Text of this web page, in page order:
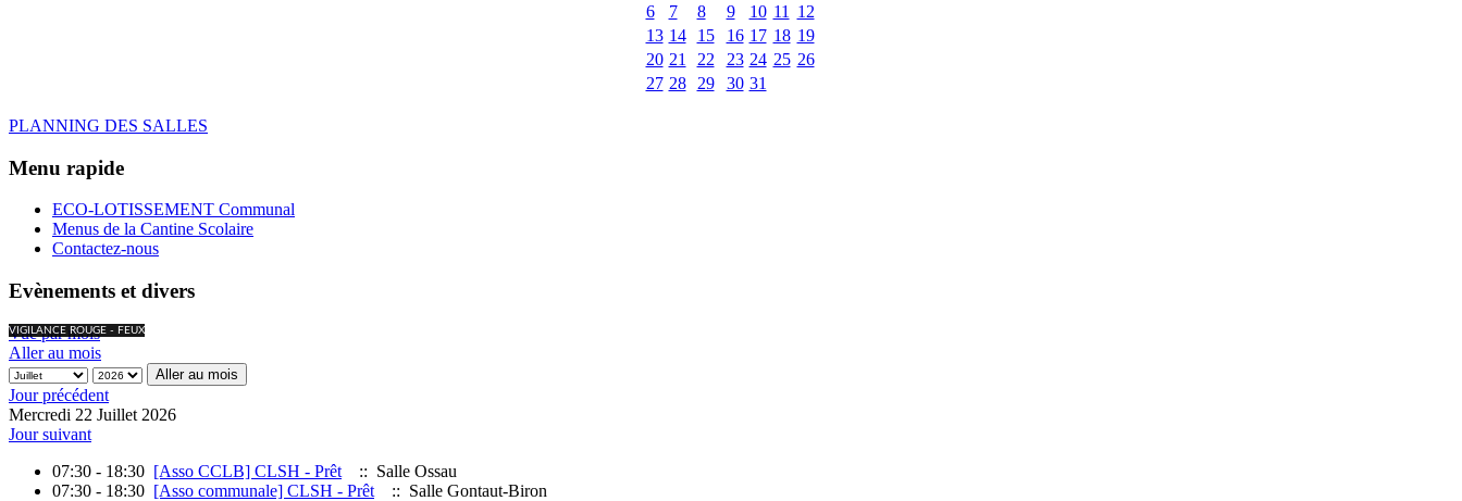
6
7 8 9 10 11
12
13 14 15 16 17 18 19
20 21 22 23 24 25 26
27 28 29 30 31
PLANNING DES SALLES
Menu rapide
ECO-LOTISSEMENT Communal
Menus de la Cantine Scolaire
Contactez-nous
Evènements et divers
VIGILANCE ROUGE - FEUX
Vue par mois
Aller au mois
Aller au mois
Jour précédent
Mercredi 22 Juillet 2026
Jour suivant
07:30 - 18:30 [Asso CCLB] CLSH - Prêt
:: Salle Ossau
07:30 - 18:30 [Asso communale] CLSH - Prêt
:: Salle Gontaut-Biron